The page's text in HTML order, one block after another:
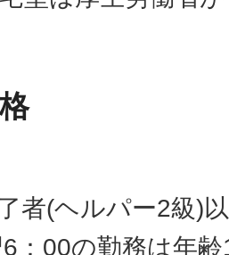
者(ヘルパー2級)
：00の勤務は年